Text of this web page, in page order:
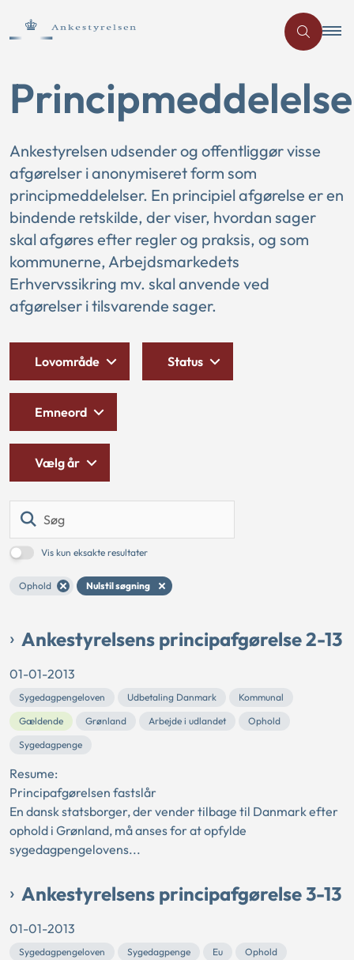
Ankestyrelsen udsender og offentliggør visse
afgørelser i anonymiseret form som
principmeddelelser. En principiel afgørelse er en
bindende retskilde, der viser, hvordan sager
skal afgøres efter regler og praksis, og som
kommunerne, Arbejdsmarkedets
Erhvervssikring mv. skal anvende ved
afgørelser i tilsvarende sager.
Vis kun eksakte resultater
Ophold Nulstil søgning
Lovområde Status
Emneord
Vælg år
Ankestyrelsens principafgørelse 2-13
01-01-2013
Sygedagpengeloven Udbetaling Danmark
Kommunal
Gældende
Grønland Arbejde i udlandet
Ophold
Sygedagpenge
Resume:
Principafgørelsen fastslår
En dansk statsborger, der vender tilbage til Danmark efter
ophold i Grønland, må anses for at opfylde
sygedagpengelovens...
Ankestyrelsens principafgørelse 3-13
01-01-2013
Sygedagpengeloven Sygedagpenge Eu
Ophold